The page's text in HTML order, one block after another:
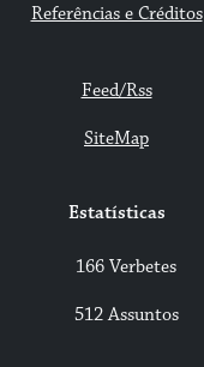
Referências e Créditos
Feed/Rss
SiteMap
Estatísticas
166 Verbetes
512 Assuntos